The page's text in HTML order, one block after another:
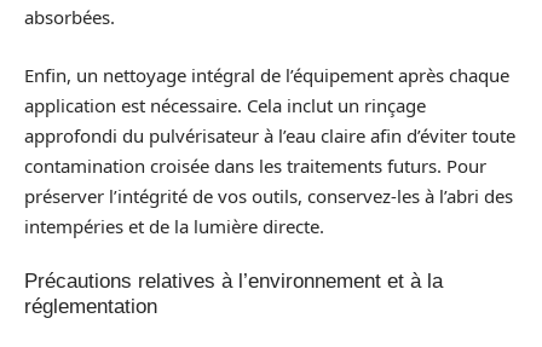
absorbées.
Enfin, un nettoyage intégral de l’équipement après chaque
application est nécessaire. Cela inclut un rinçage
approfondi du pulvérisateur à l’eau claire afin d’éviter toute
contamination croisée dans les traitements futurs. Pour
préserver l’intégrité de vos outils, conservez-les à l’abri des
intempéries et de la lumière directe.
Précautions relatives à l’environnement et à la
réglementation